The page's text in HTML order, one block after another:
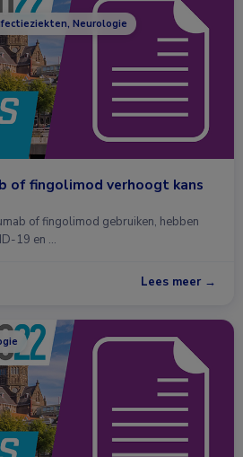
Neurologie
of fingolimod verhoogt kans
of fingolimod gebruiken, hebben
19 en …
Lees meer →